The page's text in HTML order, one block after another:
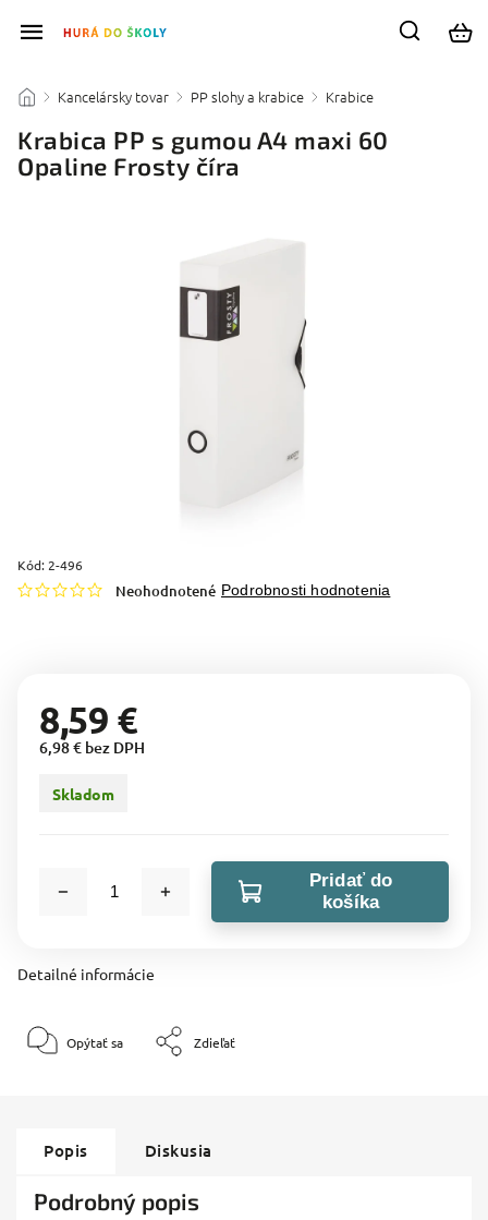
/ Kancelársky tovar / PP slohy a krabice / Krabice
Krabica PP s gumou A4 maxi 60
Opaline Frosty číra
Kód: 2-496
Neohodnotené Podrobnosti hodnotenia
8,59 €
6,98 € bez DPH
Skladom
Pridať do
košíka
Detailné informácie
Opýtať sa Zdieľať
Popis Diskusia
Podrobný popis